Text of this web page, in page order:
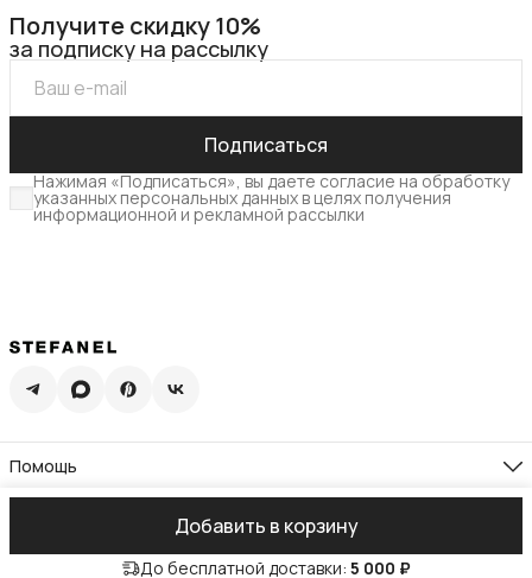
Добавить в корзину
До бесплатной доставки: 5 000 ₽
Получите скидку 10%
за подписку на рассылку
Подписаться
Нажимая «Подписаться», вы даете согласие на обработку
указанных персональных данных в целях получения
информационной и рекламной рассылки
Помощь
Доставка
Подарочная карта